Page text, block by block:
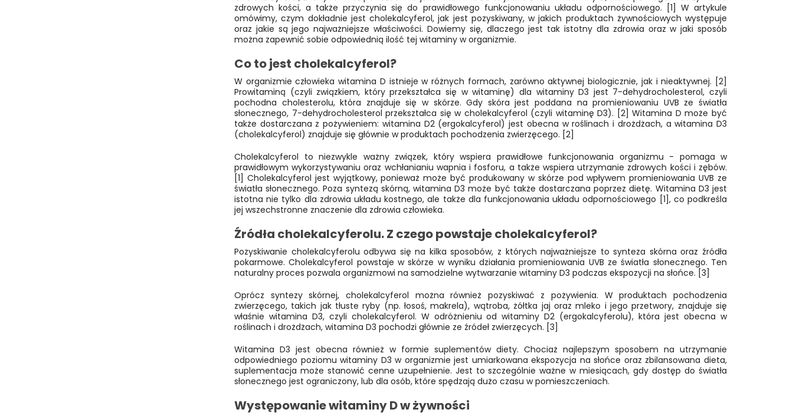
zdrowych kości, a także przyczynia się do prawidłowego funkcjonowaniu układu odpornościowego. [1] W artykule
omówimy, czym dokładnie jest cholekalcyferol, jak jest pozyskiwany, w jakich produktach żywnościowych występuje
oraz jakie są jego najważniejsze właściwości. Dowiemy się, dlaczego jest tak istotny dla zdrowia oraz w jaki sposób
można zapewnić sobie odpowiednią ilość tej witaminy w organizmie.
Co to jest cholekalcyferol?
W organizmie człowieka witamina D istnieje w różnych formach, zarówno aktywnej biologicznie, jak i nieaktywnej. [2]
Prowitaminą (czyli związkiem, który przekształca się w witaminę) dla witaminy D3 jest 7-dehydrocholesterol, czyli
pochodna cholesterolu, która znajduje się w skórze. Gdy skóra jest poddana na promieniowaniu UVB ze światła
słonecznego, 7-dehydrocholesterol przekształca się w cholekalcyferol (czyli witaminę D3). [2] Witamina D może być
także dostarczana z pożywieniem: witamina D2 (ergokalcyferol) jest obecna w roślinach i drożdżach, a witamina D3
(cholekalcyferol) znajduje się głównie w produktach pochodzenia zwierzęcego. [2]
Cholekalcyferol to niezwykle ważny związek, który wspiera prawidłowe funkcjonowania organizmu - pomaga w
prawidłowym wykorzystywaniu oraz wchłanianiu wapnia i fosforu, a także wspiera utrzymanie zdrowych kości i zębów.
[1] Cholekalcyferol jest wyjątkowy, ponieważ może być produkowany w skórze pod wpływem promieniowania UVB ze
światła słonecznego. Poza syntezą skórną, witamina D3 może być także dostarczana poprzez dietę. Witamina D3 jest
istotna nie tylko dla zdrowia układu kostnego, ale także dla funkcjonowania układu odpornościowego [1], co podkreśla
jej wszechstronne znaczenie dla zdrowia człowieka.
Źródła cholekalcyferolu. Z czego powstaje cholekalcyferol?
Pozyskiwanie cholekalcyferolu odbywa się na kilka sposobów, z których najważniejsze to synteza skórna oraz źródła
pokarmowe. Cholekalcyferol powstaje w skórze w wyniku działania promieniowania UVB ze światła słonecznego. Ten
naturalny proces pozwala organizmowi na samodzielne wytwarzanie witaminy D3 podczas ekspozycji na słońce. [3]
Oprócz syntezy skórnej, cholekalcyferol można również pozyskiwać z pożywienia. W produktach pochodzenia
zwierzęcego, takich jak tłuste ryby (np. łosoś, makrela), wątroba, żółtka jaj oraz mleko i jego przetwory, znajduje się
właśnie witamina D3, czyli cholekalcyferol. W odróżnieniu od witaminy D2 (ergokalcyferolu), która jest obecna w
roślinach i drożdżach, witamina D3 pochodzi głównie ze źródeł zwierzęcych. [3]
Witamina D3 jest obecna również w formie suplementów diety. Chociaż najlepszym sposobem na utrzymanie
odpowiedniego poziomu witaminy D3 w organizmie jest umiarkowana ekspozycja na słońce oraz zbilansowana dieta,
suplementacja może stanowić cenne uzupełnienie. Jest to szczególnie ważne w miesiącach, gdy dostęp do światła
słonecznego jest ograniczony, lub dla osób, które spędzają dużo czasu w pomieszczeniach.
Występowanie witaminy D w żywności